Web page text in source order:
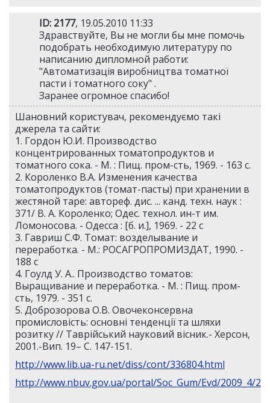
ID: 2177, 19.05.2010 11:33
Здравствуйте, Вы не могли бы мне помочь
подобрать необходимую литературу по
написанию дипломной работи:
"Автоматизація виробництва томатної
пасти і томатного соку" .
Заранее огромное спасибо!
Шановний користувач, рекомендуємо такі
джерела та сайти:
1. Гордон Ю.И. Производство
концентрированных томатопродуктов и
томатного сока. - М. : Пищ. пром-сть, 1969. - 163 c.
2. Короленко В.А. Изменения качества
томатопродуктов (томат-пасты) при хранении в
жестяной таре: автореф. дис. ... канд. техн. наук :
371/ В. А. Короленко; Одес. технол. ин-т им.
Ломоносова. - Одесса : [б. и.], 1969. - 22 c
3. Гавриш С.Ф. Томат: возделывание и
переработка. - М.: РОСАГРОПРОМИЗДАТ, 1990. -
188 c
4. Гоулд У. А.. Производство томатов:
Выращивание и переработка. - М. : Пищ. пром-
сть, 1979. - 351 c.
5. Доброзорова О.В. Овочеконсервна
промисловість: основні тенденції та шляхи
розитку // Таврійський науковий вісник.- Херсон,
2001.-Вип. 19– С. 147-151.
http://www.lib.ua-ru.net/diss/cont/336804.html
http://www.nbuv.gov.ua/portal/Soc_Gum/Evd/2009_4/